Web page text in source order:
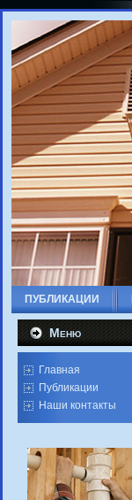
ПУБЛИКАЦИИ
Меню
Главная
Публикации
Наши контакты